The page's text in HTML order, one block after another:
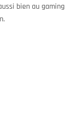
bien au gaming